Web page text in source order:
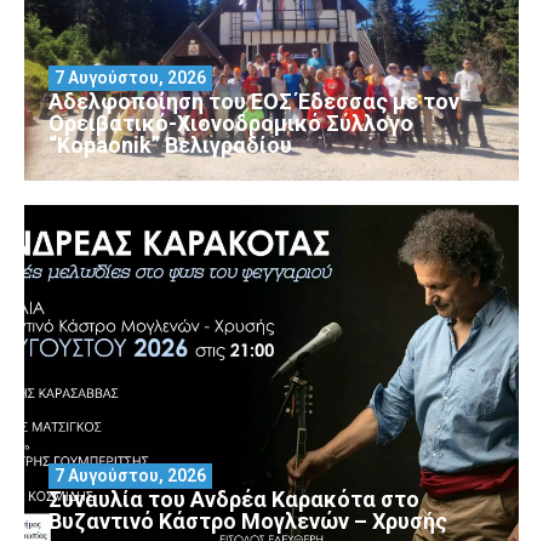
Αδελφοποίηση του ΕΟΣ Έδεσσας με τον
Ορειβατικό-Χιονοδρομικό Σύλλογο
“Kopaonik” Βελιγραδίου
7 Αυγούστου, 2026
Συναυλία του Ανδρέα Καρακότα στο
Βυζαντινό Κάστρο Μογλενών – Χρυσής
7 Αυγούστου, 2026